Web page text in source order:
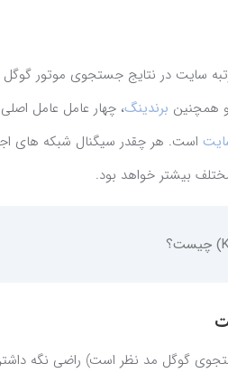
سایت در نتایج جستجوی موتور
همچنین برندینگ، چهار عامل عامل
است. هر چقدر سیگنال شبکه های
بیشتر خواهد بود.
گوگل مد نظر است) راضی نگه داشتن